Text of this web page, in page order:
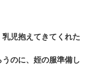
児抱えてきてくれた
のに、姪の服準備し